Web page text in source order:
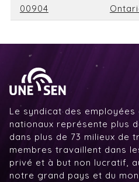
00904
Le syndicat des employées
nationaux représente plus
dans plus de 73 milieux de
membres travaillent dans
privé et à but non lucratif,
notre grand pays et du